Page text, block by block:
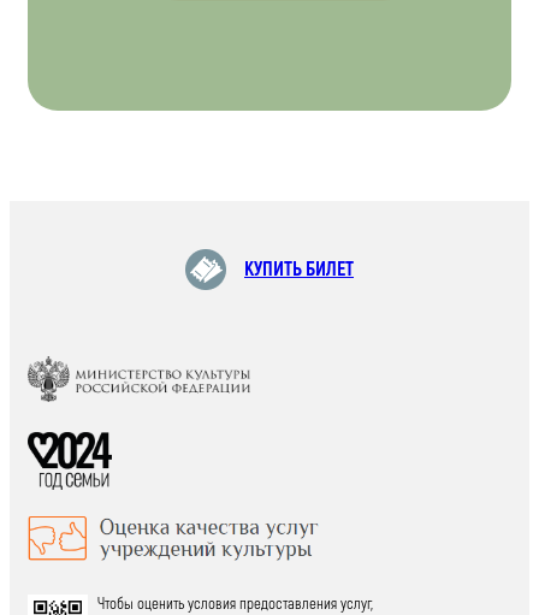
КУПИТЬ БИЛЕТ
Чтобы оценить условия предоставления услуг,